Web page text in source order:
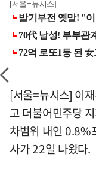
[서울=뉴시스]
[서울=뉴시스] 이
고 더불어민주당
차범위 내인 0.8%
사가 22일 나왔다.